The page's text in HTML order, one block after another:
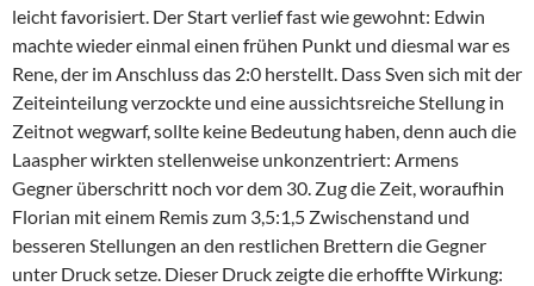
leicht favorisiert. Der Start verlief fast wie gewohnt: Edwin
machte wieder einmal einen frühen Punkt und diesmal war es
Rene, der im Anschluss das 2:0 herstellt. Dass Sven sich mit der
Zeiteinteilung verzockte und eine aussichtsreiche Stellung in
Zeitnot wegwarf, sollte keine Bedeutung haben, denn auch die
Laaspher wirkten stellenweise unkonzentriert: Armens
Gegner überschritt noch vor dem 30. Zug die Zeit, woraufhin
Florian mit einem Remis zum 3,5:1,5 Zwischenstand und
besseren Stellungen an den restlichen Brettern die Gegner
unter Druck setze. Dieser Druck zeigte die erhoffte Wirkung: